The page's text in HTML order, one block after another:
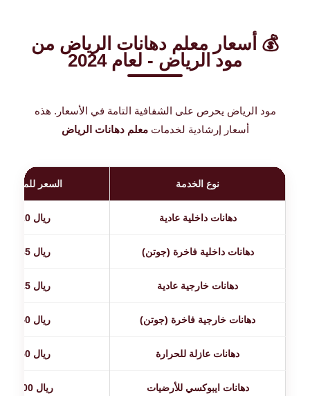
💰 أسعار معلم دهانات الرياض من
مود الرياض - لعام 2024
مود الرياض يحرص على الشفافية التامة في الأسعار. هذه
أسعار إرشادية لخدماتمعلم دهانات الرياض
نوع الخدمة السعر للمتر
دهانات داخلية عادية 15 - 20 ريال
دهانات داخلية فاخرة (جوتن) 25 - 35 ريال
دهانات خارجية عادية 20 - 25 ريال
دهانات خارجية فاخرة (جوتن) 30 - 40 ريال
دهانات عازلة للحرارة 35 - 50 ريال
دهانات ايبوكسي للأرضيات 60 - 100 ريال